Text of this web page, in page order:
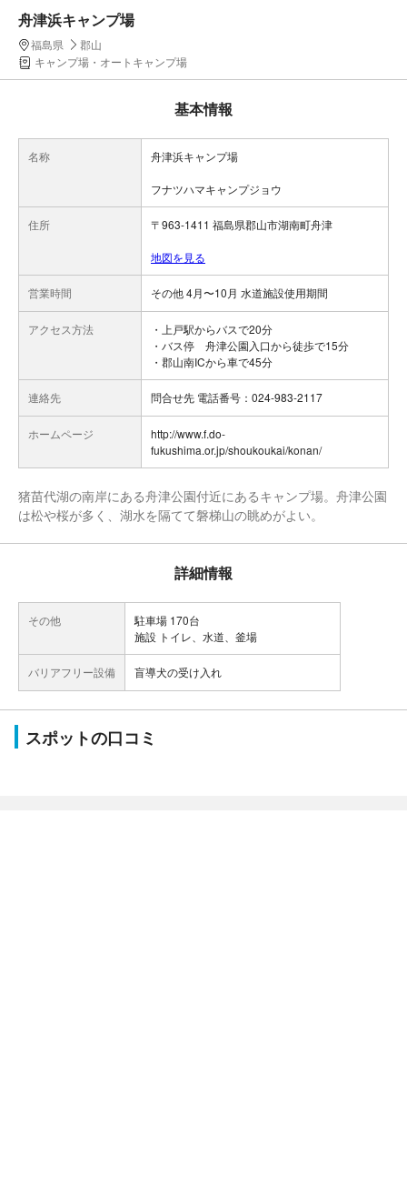
舟津浜キャンプ場
福島県
郡山
キャンプ場・オートキャンプ場
基本情報
名称 舟津浜キャンプ場
フナツハマキャンプジョウ
住所 〒963-1411 福島県郡山市湖南町舟津
地図を見る
営業時間 その他 4月〜10月 水道施設使用期間
アクセス方法
・上戸駅からバスで20分
・バス停 舟津公園入口から徒歩で15分
・郡山南ICから車で45分
連絡先 問合せ先 電話番号：024-983-2117
ホームページ
http://www.f.do-
fukushima.or.jp/shoukoukai/konan/
猪苗代湖の南岸にある舟津公園付近にあるキャンプ場。舟津公園
は松や桜が多く、湖水を隔てて磐梯山の眺めがよい。
詳細情報
その他
駐車場 170台
施設 トイレ、水道、釜場
バリアフリー設備 盲導犬の受け入れ
スポットの口コミ